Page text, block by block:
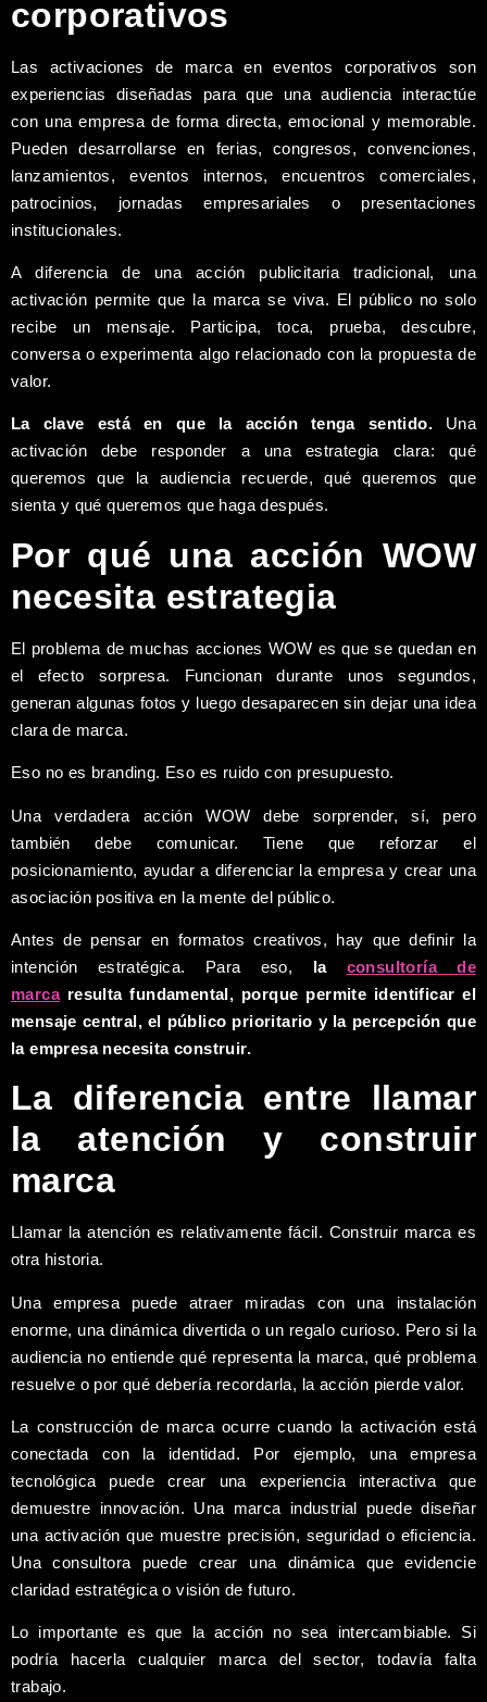
corporativos
Las activaciones de marca en eventos corporativos son
experiencias diseñadas para que una audiencia interactúe
con una empresa de forma directa, emocional y memorable.
Pueden desarrollarse en ferias, congresos, convenciones,
lanzamientos, eventos internos, encuentros comerciales,
patrocinios, jornadas empresariales o presentaciones
institucionales.
A diferencia de una acción publicitaria tradicional, una
activación permite que la marca se viva. El público no solo
recibe un mensaje. Participa, toca, prueba, descubre,
conversa o experimenta algo relacionado con la propuesta de
valor.
La clave está en que la acción tenga sentido. Una
activación debe responder a una estrategia clara: qué
queremos que la audiencia recuerde, qué queremos que
sienta y qué queremos que haga después.
Por qué una acción WOW
necesita estrategia
El problema de muchas acciones WOW es que se quedan en
el efecto sorpresa. Funcionan durante unos segundos,
generan algunas fotos y luego desaparecen sin dejar una idea
clara de marca.
Eso no es branding. Eso es ruido con presupuesto.
Una verdadera acción WOW debe sorprender, sí, pero
también debe comunicar. Tiene que reforzar el
posicionamiento, ayudar a diferenciar la empresa y crear una
asociación positiva en la mente del público.
Antes de pensar en formatos creativos, hay que definir la
intención estratégica. Para eso, la consultoría de
marcaresulta fundamental, porque permite identificar el
mensaje central, el público prioritario y la percepción que
la empresa necesita construir.
La diferencia entre llamar
la atención y construir
marca
Llamar la atención es relativamente fácil. Construir marca es
otra historia.
Una empresa puede atraer miradas con una instalación
enorme, una dinámica divertida o un regalo curioso. Pero si la
audiencia no entiende qué representa la marca, qué problema
resuelve o por qué debería recordarla, la acción pierde valor.
La construcción de marca ocurre cuando la activación está
conectada con la identidad. Por ejemplo, una empresa
tecnológica puede crear una experiencia interactiva que
demuestre innovación. Una marca industrial puede diseñar
una activación que muestre precisión, seguridad o eficiencia.
Una consultora puede crear una dinámica que evidencie
claridad estratégica o visión de futuro.
Lo importante es que la acción no sea intercambiable. Si
podría hacerla cualquier marca del sector, todavía falta
trabajo.